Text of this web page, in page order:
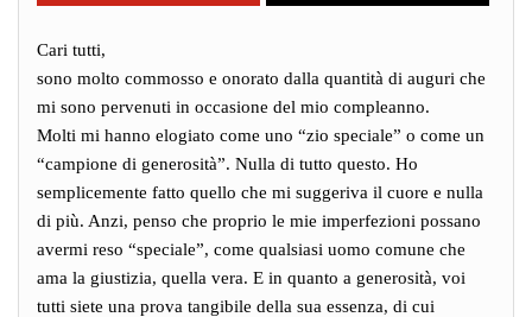
Cari tutti,
sono molto commosso e onorato dalla quantità di auguri che
mi sono pervenuti in occasione del mio compleanno.
Molti mi hanno elogiato come uno “zio speciale” o come un
“campione di generosità”. Nulla di tutto questo. Ho
semplicemente fatto quello che mi suggeriva il cuore e nulla
di più. Anzi, penso che proprio le mie imperfezioni possano
avermi reso “speciale”, come qualsiasi uomo comune che
ama la giustizia, quella vera. E in quanto a generosità, voi
tutti siete una prova tangibile della sua essenza, di cui